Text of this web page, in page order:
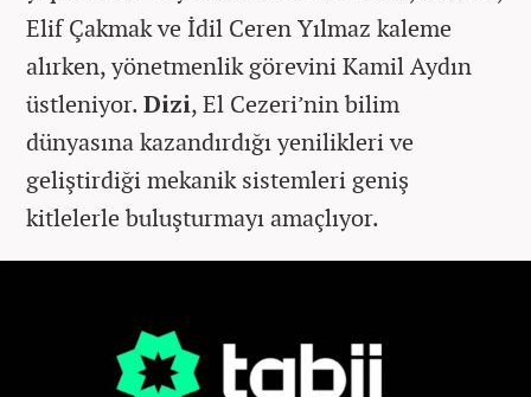
Elif Çakmak ve İdil Ceren Yılmaz kaleme
alırken, yönetmenlik görevini Kamil Aydın
üstleniyor.Dizi, El Cezeri’nin bilim
dünyasına kazandırdığı yenilikleri ve
geliştirdiği mekanik sistemleri geniş
kitlelerle buluşturmayı amaçlıyor.